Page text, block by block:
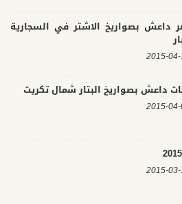
داعش بصواريخ الاشتر في السجارية
داعش بصواريخ البتار شمال تكريت